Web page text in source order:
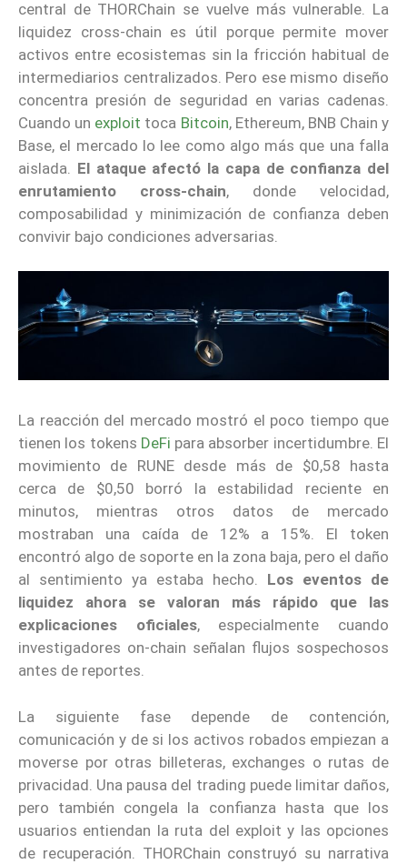
central de THORChain se vuelve más vulnerable. La
liquidez cross-chain es útil porque permite mover
activos entre ecosistemas sin la fricción habitual de
intermediarios centralizados. Pero ese mismo diseño
concentra presión de seguridad en varias cadenas.
Cuando un exploit toca Bitcoin, Ethereum, BNB Chain y
Base, el mercado lo lee como algo más que una falla
aislada. El ataque afectó la capa de confianza del
enrutamiento cross-chain, donde velocidad,
composabilidad y minimización de confianza deben
convivir bajo condiciones adversarias.
La reacción del mercado mostró el poco tiempo que
tienen los tokens DeFi para absorber incertidumbre. El
movimiento de RUNE desde más de $0,58 hasta
cerca de $0,50 borró la estabilidad reciente en
minutos, mientras otros datos de mercado
mostraban una caída de 12% a 15%. El token
encontró algo de soporte en la zona baja, pero el daño
al sentimiento ya estaba hecho. Los eventos de
liquidez ahora se valoran más rápido que las
explicaciones oficiales, especialmente cuando
investigadores on-chain señalan flujos sospechosos
antes de reportes.
La siguiente fase depende de contención,
comunicación y de si los activos robados empiezan a
moverse por otras billeteras, exchanges o rutas de
privacidad. Una pausa del trading puede limitar daños,
pero también congela la confianza hasta que los
usuarios entiendan la ruta del exploit y las opciones
de recuperación. THORChain construyó su narrativa